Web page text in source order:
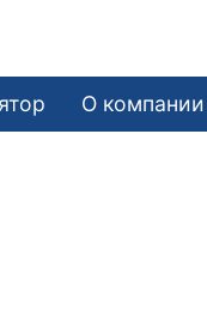
О компании